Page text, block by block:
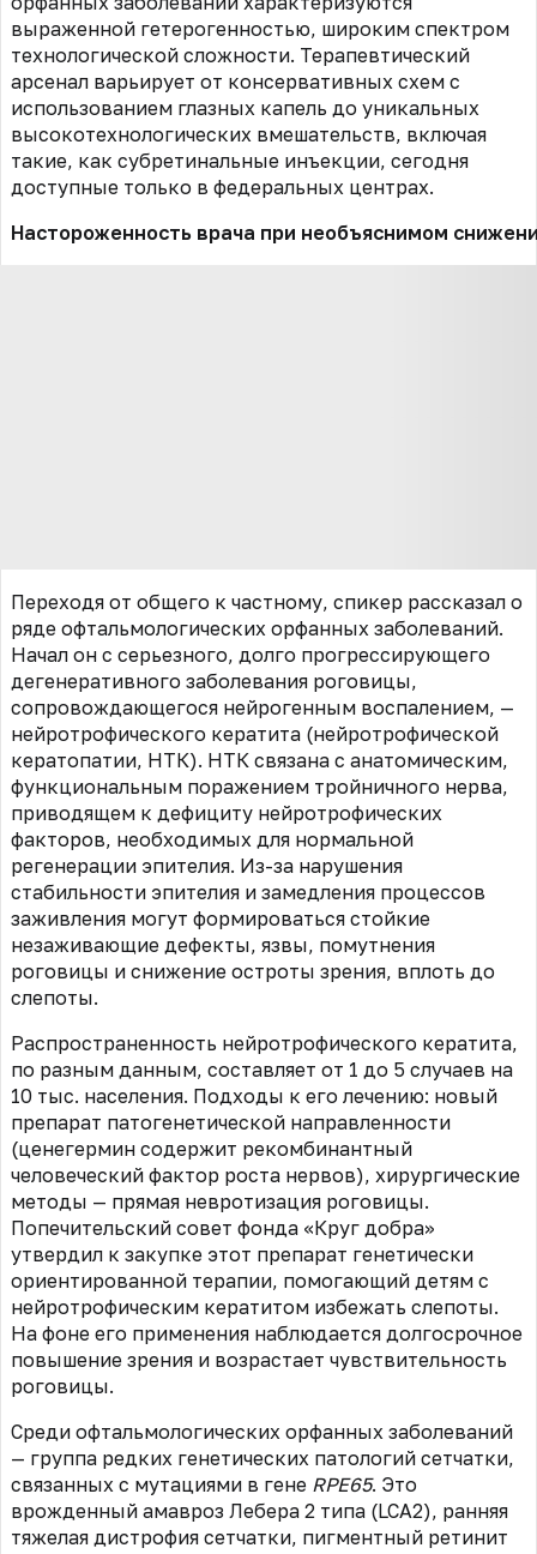
выраженной гетерогенностью, широким спектром
технологической сложности. Терапевтический
арсенал варьирует от консервативных схем с
использованием глазных капель до уникальных
высокотехнологических вмешательств, включая
такие, как субретинальные инъекции, сегодня
доступные только в федеральных центрах.
Настороженность врача при необъяснимом
Переходя от общего к частному, спикер рассказал о
ряде офтальмологических орфанных заболеваний.
Начал он с серьезного, долго прогрессирующего
дегенеративного заболевания роговицы,
сопровождающегося нейрогенным воспалением, —
нейротрофического кератита (нейротрофической
кератопатии, НТК). НТК связана с анатомическим,
функциональным поражением тройничного нерва,
приводящем к дефициту нейротрофических
факторов, необходимых для нормальной
регенерации эпителия. Из-за нарушения
стабильности эпителия и замедления процессов
заживления могут формироваться стойкие
незаживающие дефекты, язвы, помутнения
роговицы и снижение остроты зрения, вплоть до
слепоты.
Распространенность нейротрофического кератита,
по разным данным, составляет от 1 до 5 случаев на
10 тыс. населения. Подходы к его лечению: новый
препарат патогенетической направленности
(ценегермин содержит рекомбинантный
человеческий фактор роста нервов), хирургические
методы — прямая невротизация роговицы.
Попечительский совет фонда «Круг добра»
утвердил к закупке этот препарат генетически
ориентированной терапии, помогающий детям с
нейротрофическим кератитом избежать слепоты.
На фоне его применения наблюдается долгосрочное
повышение зрения и возрастает чувствительность
роговицы.
Среди офтальмологических орфанных заболеваний
— группа редких генетических патологий сетчатки,
связанных с мутациями в гене RPE65. Это
врожденный амавроз Лебера 2 типа (LCA2), ранняя
тяжелая дистрофия сетчатки, пигментный ретинит